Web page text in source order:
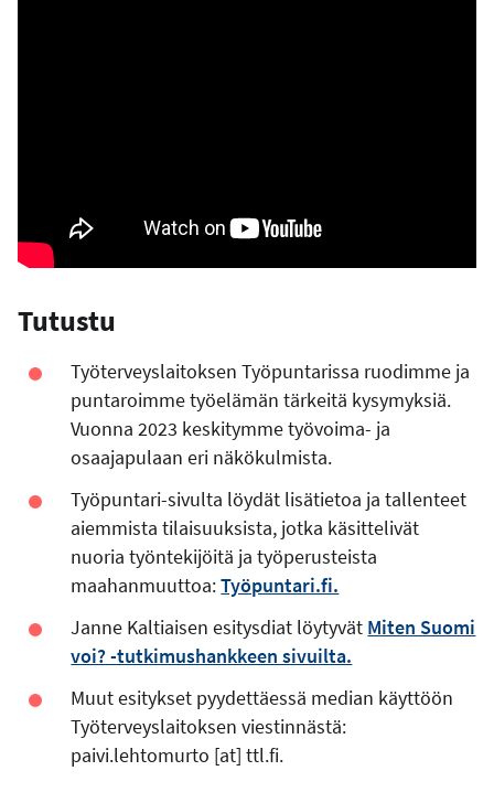
Tutustu
Työterveyslaitoksen Työpuntarissa ruodimme ja
puntaroimme työelämän tärkeitä kysymyksiä.
Vuonna 2023 keskitymme työvoima- ja
osaajapulaan eri näkökulmista.
Työpuntari-sivulta löydät lisätietoa ja tallenteet
aiemmista tilaisuuksista, jotka käsittelivät
nuoria työntekijöitä ja työperusteista
maahanmuuttoa:Työpuntari.fi.
Janne Kaltiaisen esitysdiat löytyvät Miten Suomi
voi? -tutkimushankkeen sivuilta.
Muut esitykset pyydettäessä median käyttöön
Työterveyslaitoksen viestinnästä:
paivi.lehtomurto [at]ttl.fi.